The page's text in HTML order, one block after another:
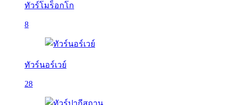
ทัวร์โมร็อกโก
8
ทัวร์นอร์เวย์
28